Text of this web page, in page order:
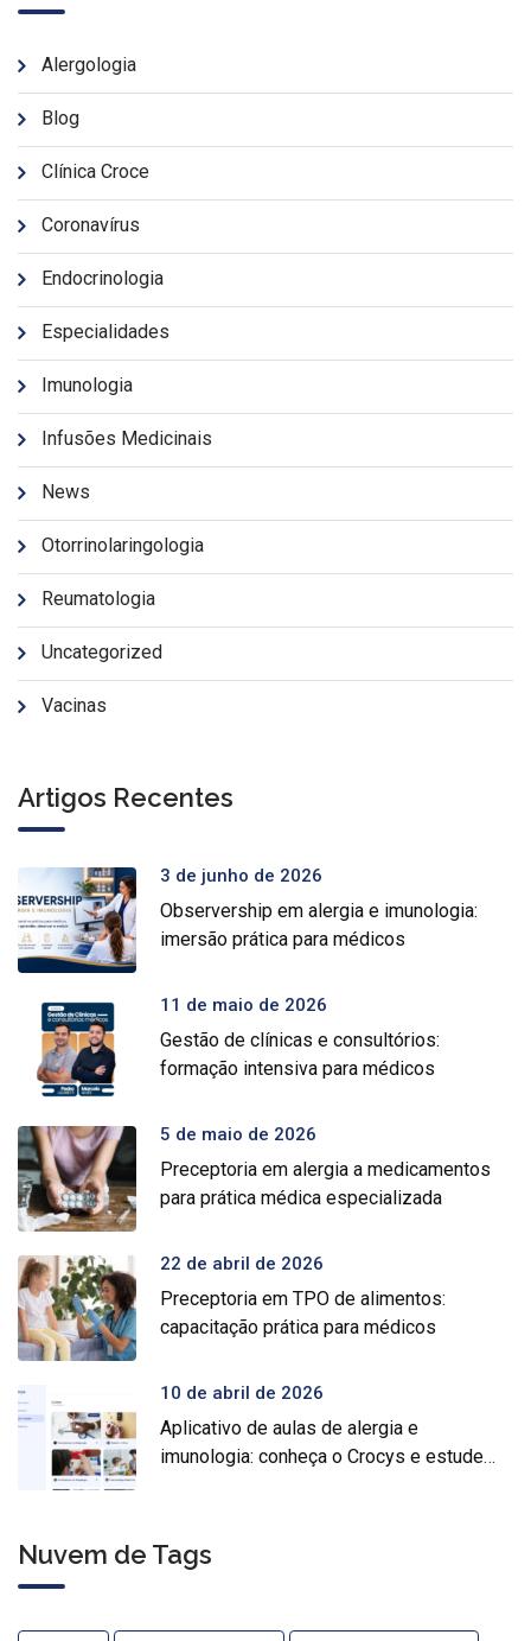
Alergologia
Blog
Clínica Croce
Coronavírus
Endocrinologia
Especialidades
Imunologia
Infusões Medicinais
News
Otorrinolaringologia
Reumatologia
Uncategorized
Vacinas
Artigos Recentes
3 de junho de 2026
Observership em alergia e imunologia:
imersão prática para médicos
11 de maio de 2026
Gestão de clínicas e consultórios:
formação intensiva para médicos
5 de maio de 2026
Preceptoria em alergia a medicamentos
para prática médica especializada
22 de abril de 2026
Preceptoria em TPO de alimentos:
capacitação prática para médicos
10 de abril de 2026
Aplicativo de aulas de alergia e
imunologia: conheça o Crocys e estude
Nuvem de Tags